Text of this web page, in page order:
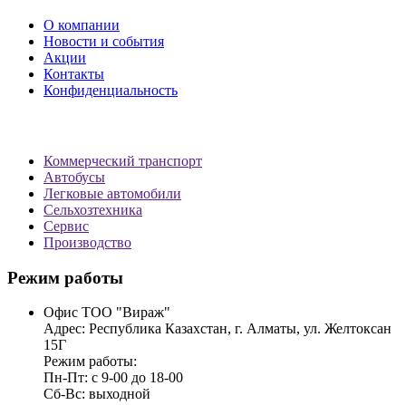
О компании
Новости и события
Акции
Контакты
Конфиденциальность
Коммерческий транспорт
Автобусы
Легковые автомобили
Сельхозтехника
Сервис
Производство
Режим работы
Офис ТОО "Вираж"
Адрес: Республика Казахстан, г. Алматы, ул. Желтоксан
15Г
Режим работы:
Пн-Пт: с 9-00 до 18-00
Сб-Вс: выходной